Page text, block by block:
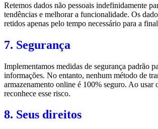
Retemos dados não pessoais indefinidamente
tendências e melhorar a funcionalidade. Os
retidos apenas pelo tempo necessário para a
7. Segurança
Implementamos medidas de segurança padrão
informações. No entanto, nenhum método de
armazenamento online é 100% seguro. Ao usar
reconhece esse risco.
8. Seus direitos